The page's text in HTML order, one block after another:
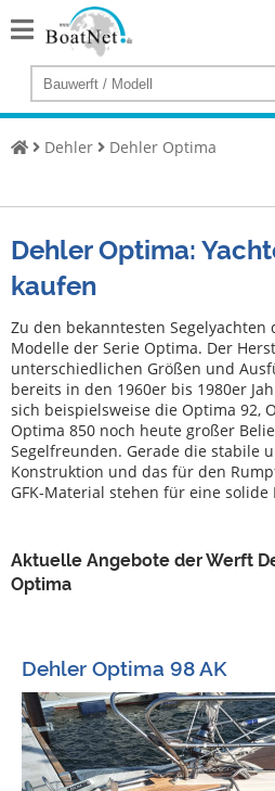
Home
Yacht
Gewerbliche
Verkäufer
Verkäufer
Auktionen
Yachtmakler
Services
Bootszubehör
Boote
&
Sportbootschulen
Versicherungen
Yachtwerften
Dehler Dehler Optima
Dehler Optima:
kaufen
Zu den bekanntesten
Modelle der Serie Optima. Der
unterschiedlichen Größen und
bereits in den 1960er bis 1980er
sich beispielsweise die Optima 92,
Optima 850 noch heute großer
Segelfreunden. Gerade die stabile
Konstruktion und das für den
GFK-Material stehen für eine solide
Aktuelle Angebote der Werft
Optima
Dehler Optima 98 AK